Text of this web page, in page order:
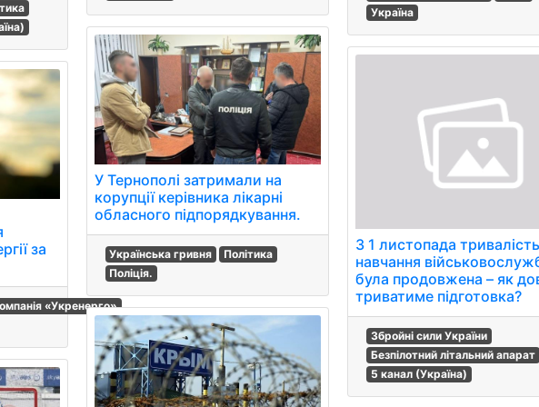
за
«Укренерго»
У Тернополі затримали на
корупції керівника лікарні
обласного підпорядкування.
Українська гривня
Політика
Поліція.
Україна
З 1 листопада тривалість
навчання
була продовжена – як
триватиме підготовка?
Збройні сили України
Безпілотний літальний апарат
5 канал (Україна)